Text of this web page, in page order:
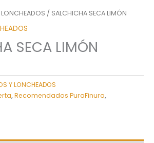
/ SALCHICHA SECA LIMÓN
SECA LIMÓN
Y LONCHEADOS
,Recomendados PuraFinura,